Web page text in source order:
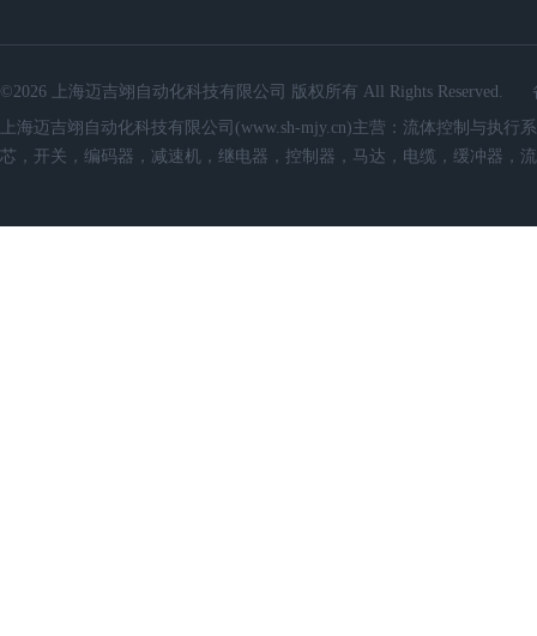
©2026 上海迈吉翊自动化科技有限公司 版权所有 All Rights Reserved.
上海迈吉翊自动化科技有限公司(www.sh-mjy.cn)主营：流体控制与执
芯，开关，编码器，减速机，继电器，控制器，马达，电缆，缓冲器，